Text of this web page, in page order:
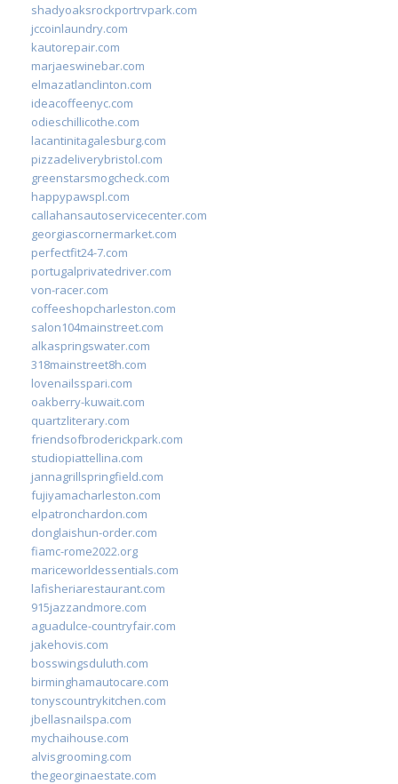
shadyoaksrockportrvpark.com
jccoinlaundry.com
kautorepair.com
marjaeswinebar.com
elmazatlanclinton.com
ideacoffeenyc.com
odieschillicothe.com
lacantinitagalesburg.com
pizzadeliverybristol.com
greenstarsmogcheck.com
happypawspl.com
callahansautoservicecenter.com
georgiascornermarket.com
perfectfit24-7.com
portugalprivatedriver.com
von-racer.com
coffeeshopcharleston.com
salon104mainstreet.com
alkaspringswater.com
318mainstreet8h.com
lovenailsspari.com
oakberry-kuwait.com
quartzliterary.com
friendsofbroderickpark.com
studiopiattellina.com
jannagrillspringfield.com
fujiyamacharleston.com
elpatronchardon.com
donglaishun-order.com
fiamc-rome2022.org
mariceworldessentials.com
lafisheriarestaurant.com
915jazzandmore.com
aguadulce-countryfair.com
jakehovis.com
bosswingsduluth.com
birminghamautocare.com
tonyscountrykitchen.com
jbellasnailspa.com
mychaihouse.com
alvisgrooming.com
thegeorginaestate.com